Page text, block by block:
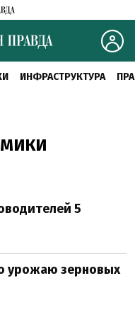
ИНФРАСТРУКТУРА
5
урожаю зерновых